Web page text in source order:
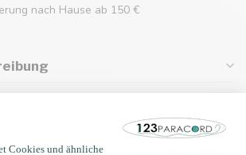
nach Hause ab 150 €